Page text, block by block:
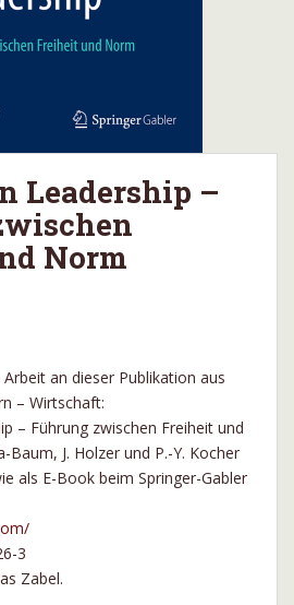
Leadership –
Norm
an dieser Publikation aus
– Wirtschaft:
– Führung zwischen Freiheit und
Baum, J. Holzer und P.-Y. Kocher
als E-Book beim Springer-Gabler
3
Zabel.